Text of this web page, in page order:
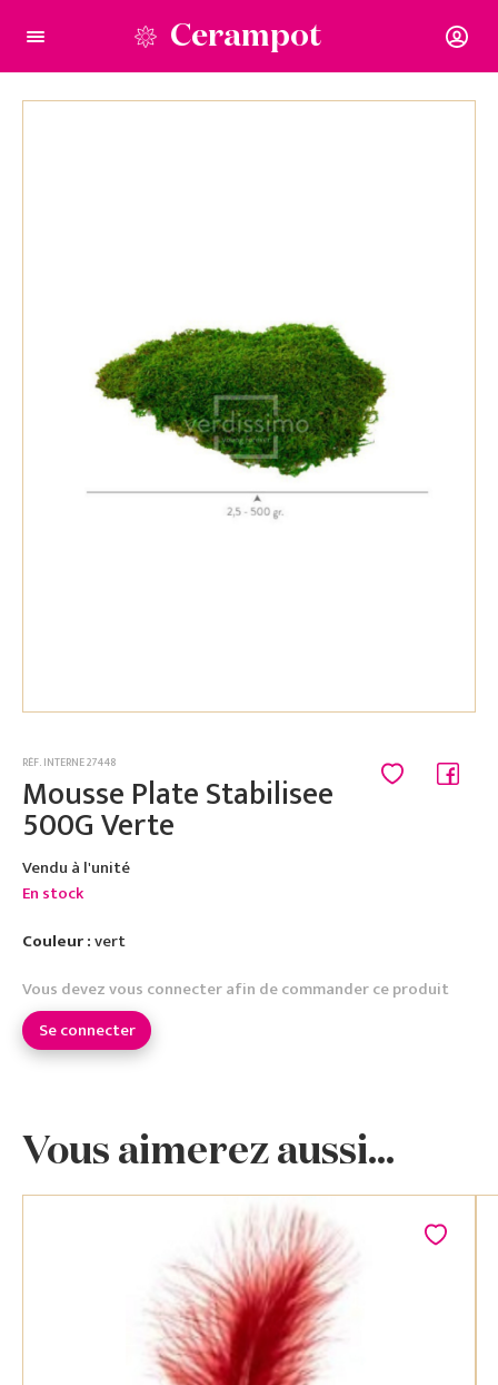
Cerampot
RÉF. INTERNE 27448
Mousse Plate Stabilisee
500G Verte
Vendu à l'unité
En stock
Couleur :vert
Vous devez vous connecter afin de commander ce produit
Se connecter
Vous aimerez aussi...